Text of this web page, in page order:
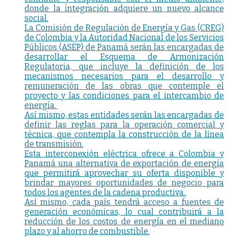
donde la integración adquiere un nuevo alcance
social.
La Comisión de Regulación de Energía y Gas (CREG)
de Colombia y la Autoridad Nacional de los Servicios
Públicos (ASEP) de Panamá serán las encargadas de
desarrollar el Esquema de Armonización
Regulatoria, que incluye la definición de los
mecanismos necesarios para el desarrollo y
remuneración de las obras que contemple el
proyecto y las condiciones para el intercambio de
energía.
Así mismo, estas entidades serán las encargadas de
definir las reglas para la operación comercial y
técnica, que contempla la construcción de la línea
de transmisión.
Esta interconexión eléctrica ofrece a Colombia y
Panamá una alternativa de exportación de energía
que permitirá aprovechar su oferta disponible y
brindar mayores oportunidades de negocio para
todos los agentes de la cadena productiva.
Así mismo, cada país tendrá acceso a fuentes de
generación económicas, lo cual contribuirá a la
reducción de los costos de energía en el mediano
plazo y al ahorro de combustible.